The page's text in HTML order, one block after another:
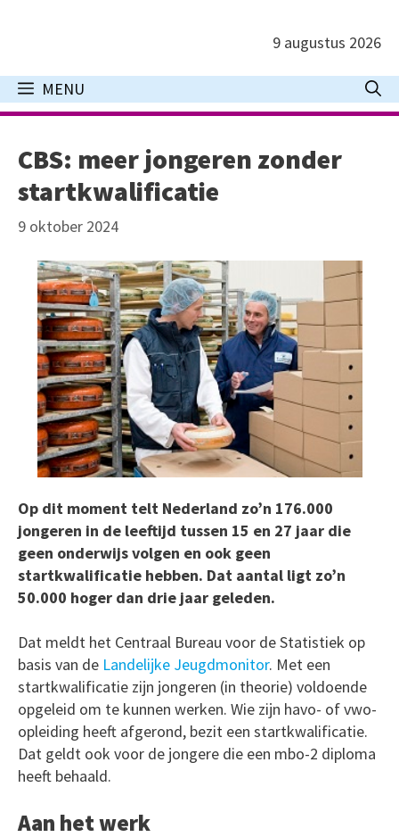
inhoud
9 augustus 2026
MENU
CBS: meer jongeren zonder
startkwalificatie
9 oktober 2024
Op dit moment telt Nederland zo’n 176.000
jongeren in de leeftijd tussen 15 en 27 jaar die
geen onderwijs volgen en ook geen
startkwalificatie hebben. Dat aantal ligt zo’n
50.000 hoger dan drie jaar geleden.
Dat meldt het Centraal Bureau voor de Statistiek op
basis van de Landelijke Jeugdmonitor. Met een
startkwalificatie zijn jongeren (in theorie) voldoende
opgeleid om te kunnen werken. Wie zijn havo- of vwo-
opleiding heeft afgerond, bezit een startkwalificatie.
Dat geldt ook voor de jongere die een mbo-2 diploma
heeft behaald.
Aan het werk